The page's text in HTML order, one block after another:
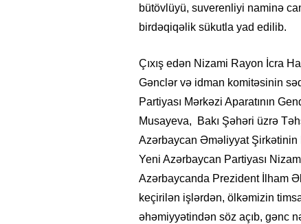
bütövlüyü, suverenliyi naminə
birdəqiqəlik sükutla yad edilib.
Çıxış edən Nizami Rayon İcra
Gənclər və idman komitəsinin
Partiyası Mərkəzi Aparatının
Musayeva, Bakı Şəhəri üzrə
Azərbaycan Əməliyyat
Yeni Azərbaycan Partiyası
Azərbaycanda Prezident İlham
keçirilən işlərdən, ölkəmizin
əhəmiyyətindən söz açıb, gənc